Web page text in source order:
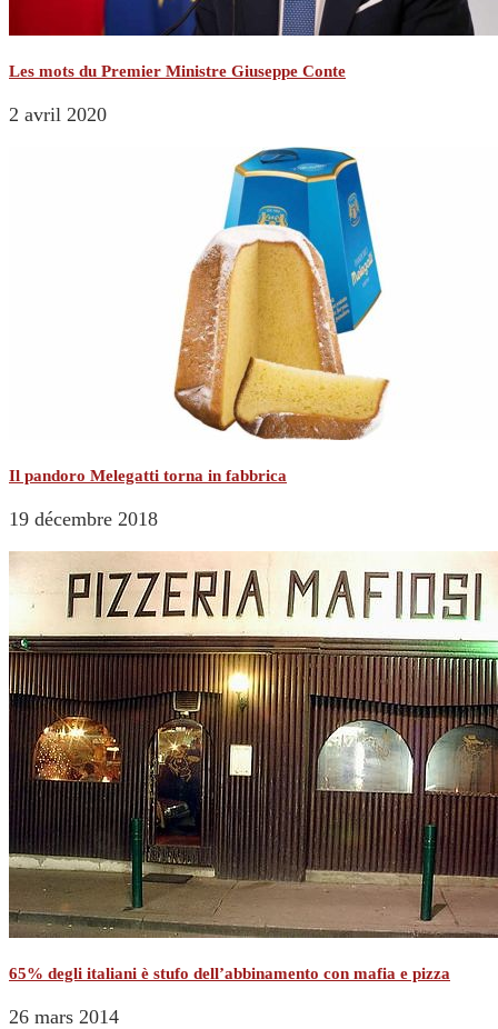
Les mots du Premier Ministre Giuseppe Conte
2 avril 2020
Il pandoro Melegatti torna in fabbrica
19 décembre 2018
65% degli italiani è stufo dell’abbinamento con mafia e pizza
26 mars 2014